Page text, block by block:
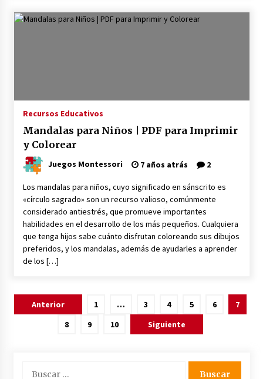
Recursos Educativos
Mandalas para Niños | PDF para Imprimir
y Colorear
Juegos Montessori 7 años atrás 2
Los mandalas para niños, cuyo significado en sánscrito es
«círculo sagrado» son un recurso valioso, comúnmente
considerado antiestrés, que promueve importantes
habilidades en el desarrollo de los más pequeños. Cualquiera
que tenga hijos sabe cuánto disfrutan coloreando sus dibujos
preferidos, y los mandalas, además de ayudarles a aprender
de los […]
Paginación
Anterior 1 … 3 4 5 6
7
8
9 10 Siguiente